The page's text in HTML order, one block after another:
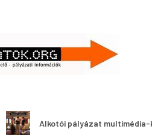
Alkotói pályázat multimédia-